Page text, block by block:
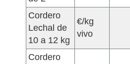
Cordero
Lechal de
10 a 12 kg
€/kg
vivo
Cordero